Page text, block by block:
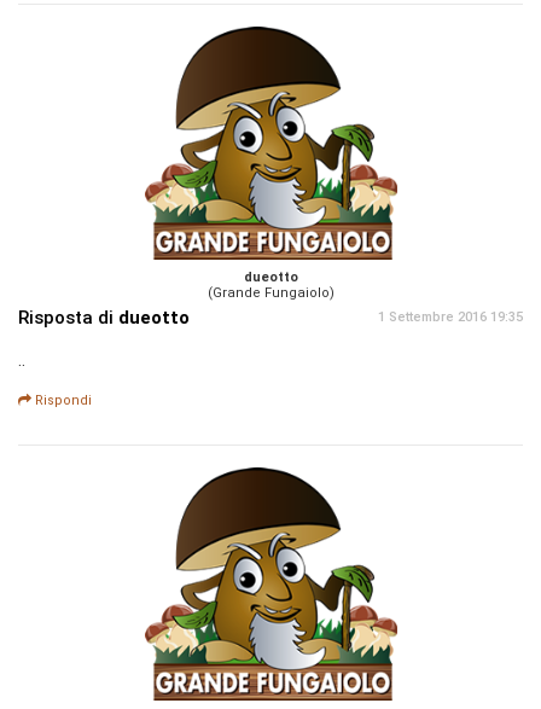
dueotto
(Grande Fungaiolo)
Risposta di dueotto 1 Settembre 2016 19:35
..
Rispondi